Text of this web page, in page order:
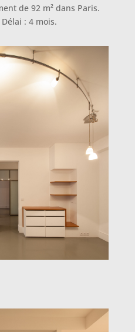
de 92 m² dans Paris.
: 4 mois.